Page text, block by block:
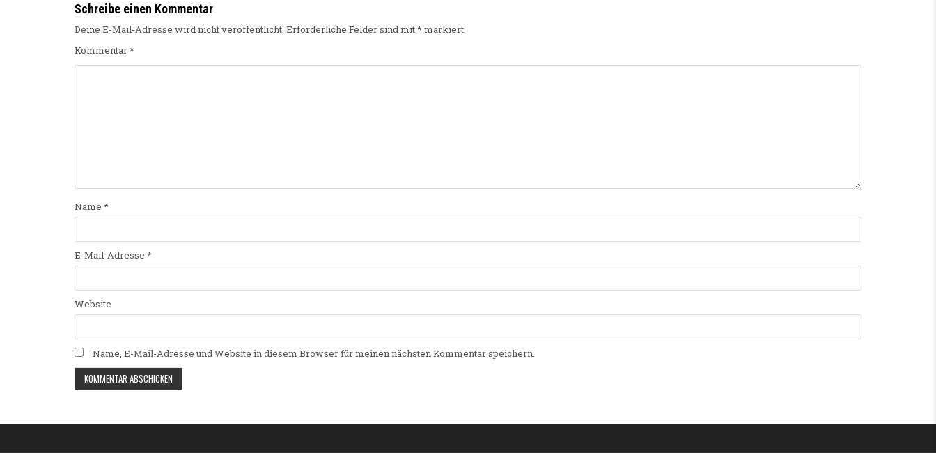
Schreibe einen Kommentar
Deine E-Mail-Adresse wird nicht veröffentlicht. Erforderliche Felder sind mit* markiert
Kommentar*
Name *
E-Mail-Adresse *
Website
Name, E-Mail-Adresse und Website in diesem Browser für meinen nächsten Kommentar speichern.